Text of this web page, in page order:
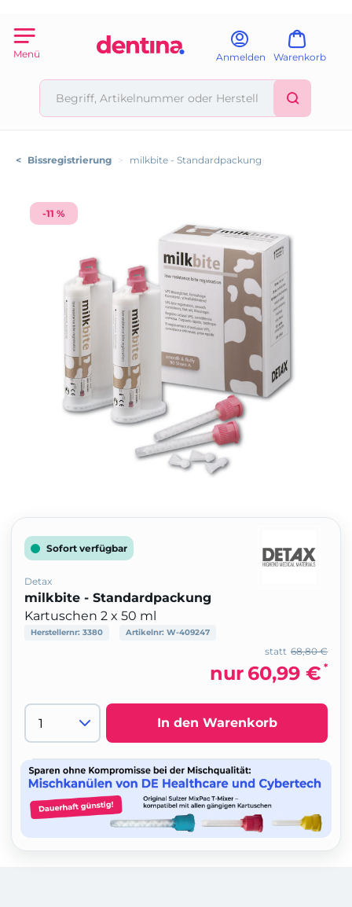
Menü Anmelden Warenkorb
< Bissregistrierung > milkbite - Standardpackung
-11 %
Sofort verfügbar
Detax
milkbite - Standardpackung
Kartuschen 2 x 50 ml
Herstellernr: 3380 Artikelnr: W-409247
68,80 €
statt
nur 60,99 € *
In den Warenkorb